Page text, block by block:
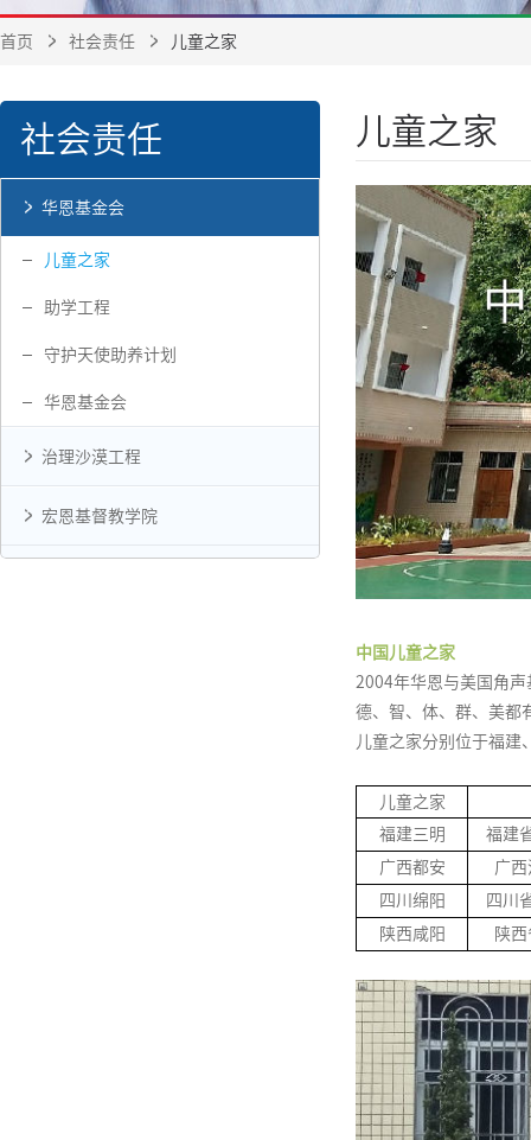
首页 社会责任 儿童之家
社会责任
华恩基金会
儿童之家
助学工程
守护天使助养计划
华恩基金会
治理沙漠工程
宏恩基督教学院
儿童之家
中国儿童之家
2004年华恩与美国角
德、智、体、群、美都
儿童之家分别位于福建
儿童之家
福建三明
福建
广西都安
广
四川绵阳
四川
陕西咸阳
陕